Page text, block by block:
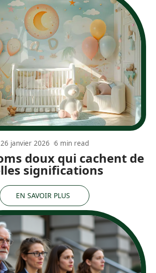
doux qui cachent de
significations
26 janvier 2026 6 min read
EN SAVOIR PLUS